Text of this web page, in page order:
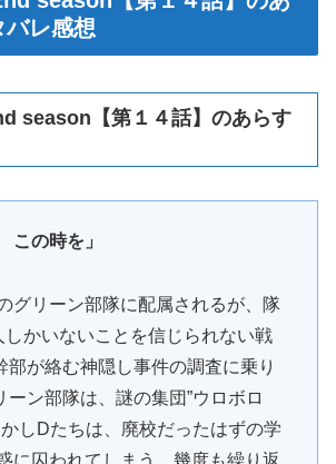
バレ感想
season【第１４話】のあらす
この時を」
グリーン部隊に配属されるが、隊
しかいないことを信じられない戦
部が絡む神隠し事件の調査に乗り
ーン部隊は、謎の集団”ウロボロ
かしDたちは、廃校だったはずの学
に囚われてしまう。幾度も繰り返